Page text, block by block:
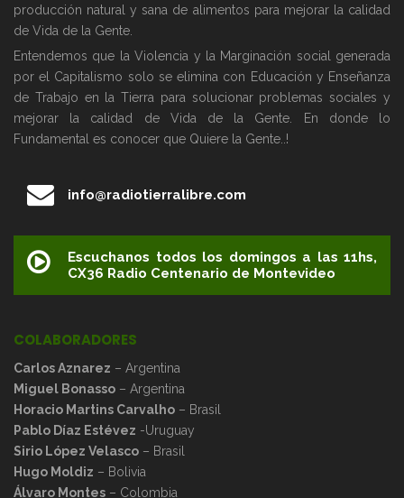
producción natural y sana de alimentos para mejorar la calidad
de Vida de la Gente.
Entendemos que la Violencia y la Marginación social generada
por el Capitalismo solo se elimina con Educación y Enseñanza
de Trabajo en la Tierra para solucionar problemas sociales y
mejorar la calidad de Vida de la Gente. En donde lo
Fundamental es conocer que Quiere la Gente..!
info@radiotierralibre.com
Escuchanos todos los domingos a las 11hs,
CX36 Radio Centenario de Montevideo
COLABORADORES
Carlos Aznarez – Argentina
Miguel Bonasso – Argentina
Horacio Martins Carvalho – Brasil
Pablo Díaz Estévez -Uruguay
Sirio López Velasco – Brasil
Hugo Moldiz – Bolivia
Álvaro Montes – Colombia